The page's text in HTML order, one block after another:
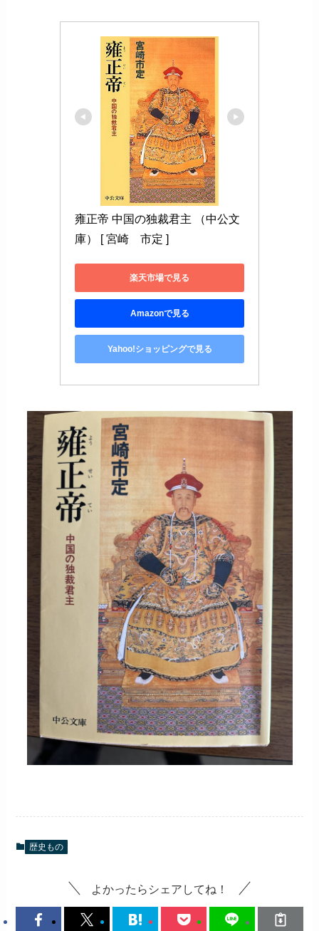
雍正帝 中国の独裁君主 （中公文
庫） [ 宮崎　市定 ]
楽天市場で見る
Amazonで見る
Yahoo!ショッピングで見る
歴史もの
よかったらシェアしてね！